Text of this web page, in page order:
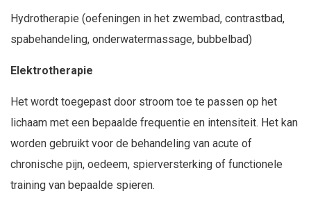
Hydrotherapie (oefeningen in het zwembad, contrastbad,
spabehandeling, onderwatermassage, bubbelbad)
Elektrotherapie
Het wordt toegepast door stroom toe te passen op het
lichaam met een bepaalde frequentie en intensiteit. Het kan
worden gebruikt voor de behandeling van acute of
chronische pijn, oedeem, spierversterking of functionele
training van bepaalde spieren.